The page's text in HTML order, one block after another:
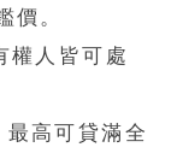
價。
權人皆可處
高可貸滿全